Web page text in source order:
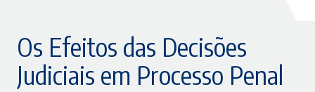
Os Efeitos das Decisões
Judiciais em Processo Penal